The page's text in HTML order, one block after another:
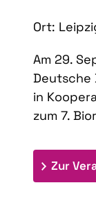
Ort:
Am 29.
Deutsche
in
zum 7.
Zur